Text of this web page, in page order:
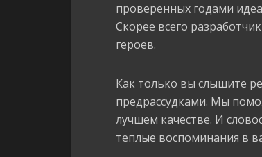
проверенных годами
Скорее всего
героев.
Как только вы слышите
предрассудками. Мы
лучшем качестве. И
теплые воспоминания в